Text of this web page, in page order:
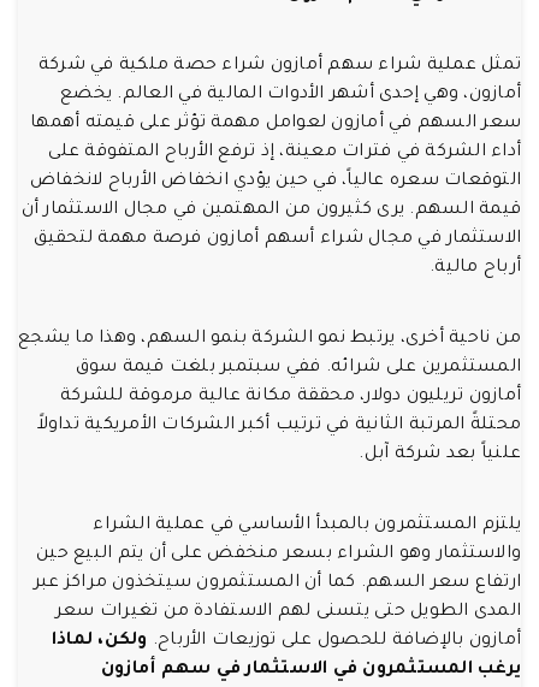
تمثل عملية شراء سهم أمازون شراء حصة ملكية في شركة
أمازون، وهي إحدى أشهر الأدوات المالية في العالم. يخضع
سعر السهم في أمازون لعوامل مهمة تؤثر على قيمته أهمها
أداء الشركة في فترات معينة، إذ ترفع الأرباح المتفوقة على
التوقعات سعره عالياً، في حين يؤدي انخفاض الأرباح لانخفاض
قيمة السهم. يرى كثيرون من المهتمين في مجال الاستثمار أن
الاستثمار في مجال شراء أسهم أمازون فرصة مهمة لتحقيق
أرباح مالية.
من ناحية أخرى، يرتبط نمو الشركة بنمو السهم، وهذا ما يشجع
المستثمرين على شرائه. ففي سبتمبر بلغت قيمة سوق
أمازون تريليون دولار، محققة مكانة عالية مرموقة للشركة
محتلةً المرتبة الثانية في ترتيب أكبر الشركات الأمريكية تداولاً
علنياً بعد شركة آبل.
يلتزم المستثمرون بالمبدأ الأساسي في عملية الشراء
والاستثمار وهو الشراء بسعر منخفض على أن يتم البيع حين
ارتفاع سعر السهم. كما أن المستثمرون سيتخذون مراكز عبر
المدى الطويل حتى يتسنى لهم الاستفادة من تغيرات سعر
أمازون بالإضافة للحصول على توزيعات الأرباح. ولكن، لماذا
يرغب المستثمرون في الاستثمار في سهم أمازون